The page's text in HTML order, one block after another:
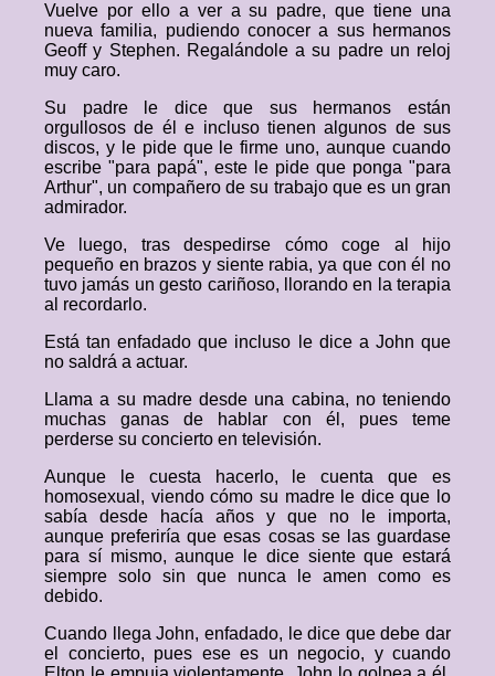
Vuelve por ello a ver a su padre, que tiene una
nueva familia, pudiendo conocer a sus hermanos
Geoff y Stephen. Regalándole a su padre un reloj
muy caro.
Su padre le dice que sus hermanos están
orgullosos de él e incluso tienen algunos de sus
discos, y le pide que le firme uno, aunque cuando
escribe "para papá", este le pide que ponga "para
Arthur", un compañero de su trabajo que es un gran
admirador.
Ve luego, tras despedirse cómo coge al hijo
pequeño en brazos y siente rabia, ya que con él no
tuvo jamás un gesto cariñoso, llorando en la terapia
al recordarlo.
Está tan enfadado que incluso le dice a John que
no saldrá a actuar.
Llama a su madre desde una cabina, no teniendo
muchas ganas de hablar con él, pues teme
perderse su concierto en televisión.
Aunque le cuesta hacerlo, le cuenta que es
homosexual, viendo cómo su madre le dice que lo
sabía desde hacía años y que no le importa,
aunque preferiría que esas cosas se las guardase
para sí mismo, aunque le dice siente que estará
siempre solo sin que nunca le amen como es
debido.
Cuando llega John, enfadado, le dice que debe dar
el concierto, pues ese es un negocio, y cuando